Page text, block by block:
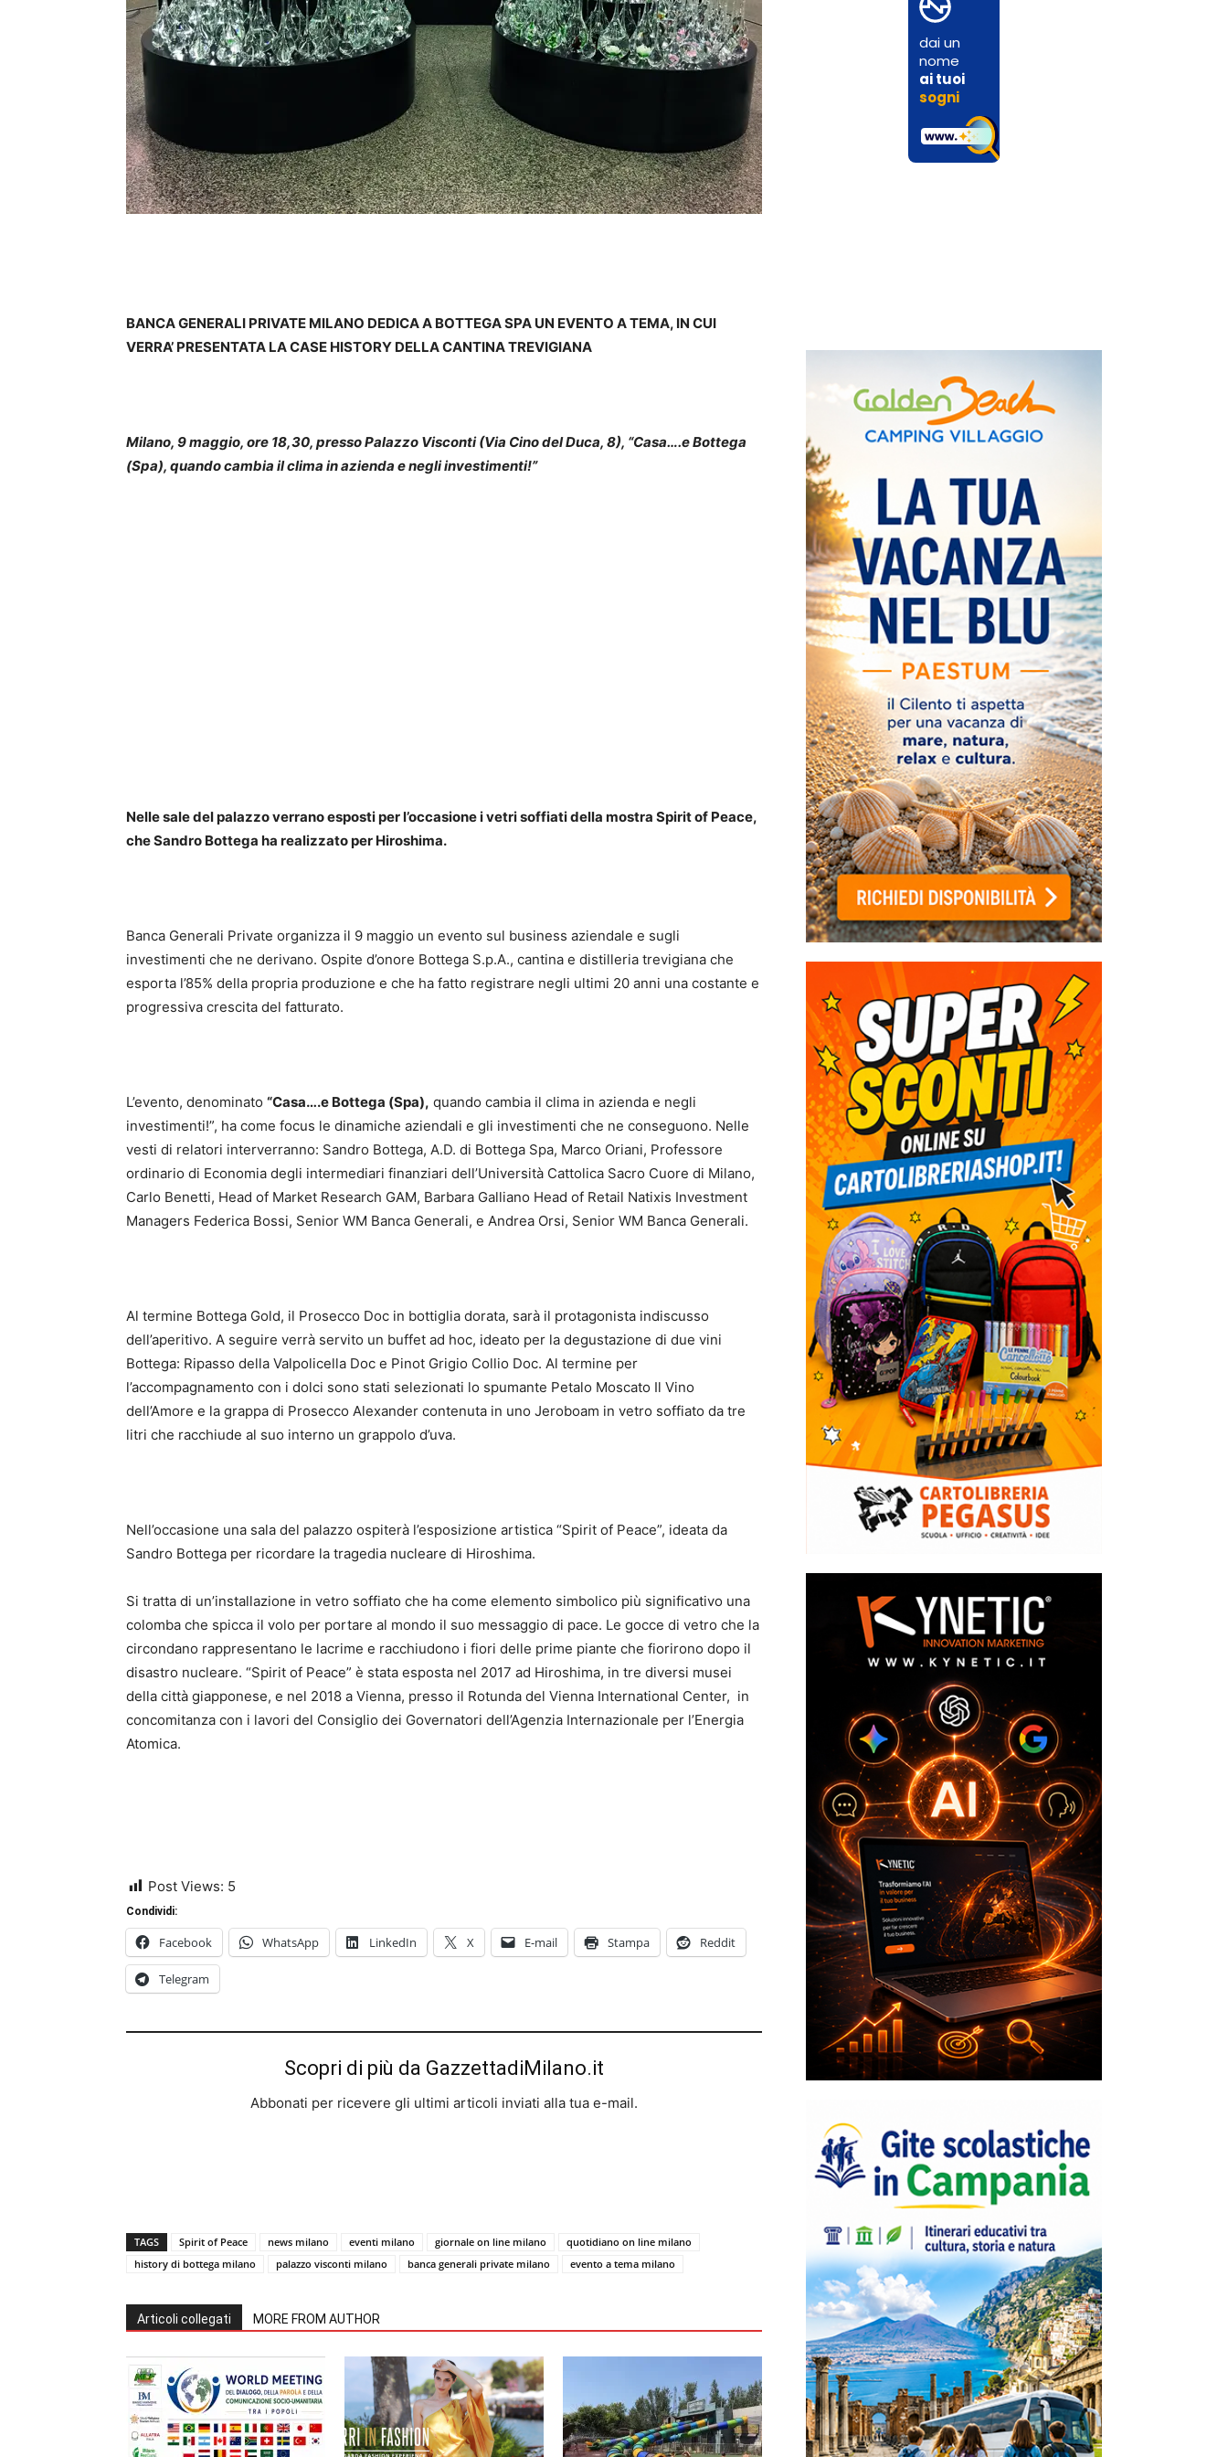
BANCA GENERALI PRIVATE MILANO DEDICA A BOTTEGA SPA UN EVENTO A TEMA, IN CUI
VERRA’ PRESENTATA LA CASE HISTORY DELLA CANTINA TREVIGIANA
Milano, 9 maggio, ore 18,30, presso Palazzo Visconti (Via Cino del Duca, 8), “Casa….e Bottega
(Spa), quando cambia il clima in azienda e negli investimenti!”
Nelle sale del palazzo verrano esposti per l’occasione i vetri soffiati della mostra Spirit of Peace,
che Sandro Bottega ha realizzato per Hiroshima.
Banca Generali Private organizza il 9 maggio un evento sul business aziendale e sugli
investimenti che ne derivano. Ospite d’onore Bottega S.p.A., cantina e distilleria trevigiana che
esporta l’85% della propria produzione e che ha fatto registrare negli ultimi 20 anni una costante e
progressiva crescita del fatturato.
L’evento, denominato “Casa….e Bottega (Spa), quando cambia il clima in azienda e negli
investimenti!”, ha come focus le dinamiche aziendali e gli investimenti che ne conseguono. Nelle
vesti di relatori interverranno: Sandro Bottega, A.D. di Bottega Spa, Marco Oriani, Professore
ordinario di Economia degli intermediari finanziari dell’Università Cattolica Sacro Cuore di Milano,
Carlo Benetti, Head of Market Research GAM, Barbara Galliano Head of Retail Natixis Investment
Managers Federica Bossi, Senior WM Banca Generali, e Andrea Orsi, Senior WM Banca Generali.
Al termine Bottega Gold, il Prosecco Doc in bottiglia dorata, sarà il protagonista indiscusso
dell’aperitivo. A seguire verrà servito un buffet ad hoc, ideato per la degustazione di due vini
Bottega: Ripasso della Valpolicella Doc e Pinot Grigio Collio Doc. Al termine per
l’accompagnamento con i dolci sono stati selezionati lo spumante Petalo Moscato Il Vino
dell’Amore e la grappa di Prosecco Alexander contenuta in uno Jeroboam in vetro soffiato da tre
litri che racchiude al suo interno un grappolo d’uva.
Nell’occasione una sala del palazzo ospiterà l’esposizione artistica “Spirit of Peace”, ideata da
Sandro Bottega per ricordare la tragedia nucleare di Hiroshima.
Si tratta di un’installazione in vetro soffiato che ha come elemento simbolico più significativo una
colomba che spicca il volo per portare al mondo il suo messaggio di pace. Le gocce di vetro che la
circondano rappresentano le lacrime e racchiudono i fiori delle prime piante che fiorirono dopo il
disastro nucleare. “Spirit of Peace” è stata esposta nel 2017 ad Hiroshima, in tre diversi musei
della città giapponese, e nel 2018 a Vienna, presso il Rotunda del Vienna International Center, in
concomitanza con i lavori del Consiglio dei Governatori dell’Agenzia Internazionale per l’Energia
Atomica.
Post Views: 5
Condividi:
Facebook WhatsApp LinkedIn X E-mail Stampa Reddit
Telegram
Scopri di più da GazzettadiMilano.it
Abbonati per ricevere gli ultimi articoli inviati alla tua e-mail.
TAGS Spirit of Peace news milano eventi milano giornale on line milano
quotidiano on line milano
history di bottega milano
palazzo visconti milano banca generali private milano evento a tema milano
Articoli collegati MORE FROM AUTHOR